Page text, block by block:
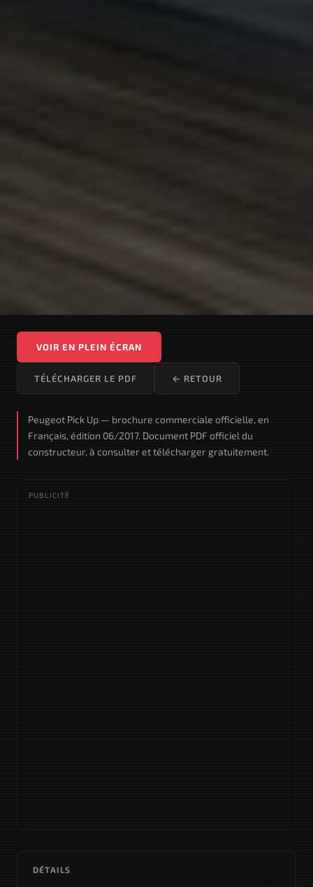
VOIR EN PLEIN ÉCRAN
TÉLÉCHARGER LE PDF ← RETOUR
Peugeot Pick Up — brochure commerciale officielle, en
Français, édition 06/2017. Document PDF officiel du
constructeur, à consulter et télécharger gratuitement.
PUBLICITÉ
DÉTAILS